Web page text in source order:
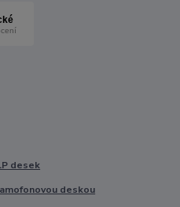
desek
deskou